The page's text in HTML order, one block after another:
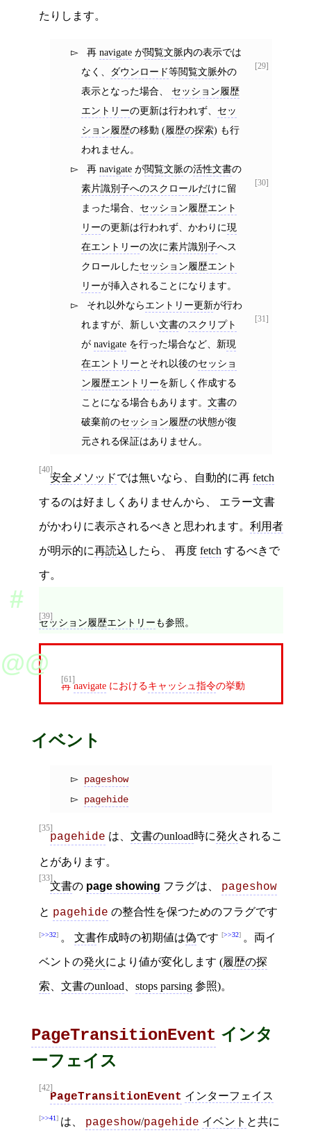
たりします。
[29]
再navigate が閲覧文脈内の表示では
なく、
ダウンロード等閲覧文脈外の
表示となった場合、 セッション履歴
エントリーの更新は行われず、 セッ
ション履歴の移動 (履歴の探索) も行
われません。
[30]
再navigate が閲覧文脈の活性文書の
素片識別子へのスクロールだけに留
まった場合、 セッション履歴エント
リーの更新は行われず、かわりに現
在エントリーの次に素片識別子へス
クロールしたセッション履歴エント
リーが挿入されることになります。
[31]
それ以外ならエントリー更新が行わ
れますが、新しい文書のスクリプト
が navigateを行った場合など、新現
在エントリーとそれ以後のセッショ
ン履歴エントリーを新しく作成する
ことになる場合もあります。 文書の
破棄前のセッション履歴の状態が復
元される保証はありません。
[40]
安全メソッドでは無いなら、自動的に再 fetch
するのは好ましくありませんから、 エラー文書
がかわりに表示されるべきと思われます。 利用者
が明示的に再読込 したら、 再度 fetch するべきで
す。
[39]
セッション履歴エントリーも参照。
[61]
再navigateにおけるキャッシュ指令の挙動
イベント
pageshow
pagehide
[35]
pagehide は、 文書のunload時に発火 されるこ
とがあります。
[33]
文書の page showing フラグは、 pageshow
と pagehide の整合性を保つためのフラグです
>>32 。 文書作成時の初期値は偽です >>32 。両イ
ベントの発火により値が変化します (履歴の探
索 文書のunload stops parsing 参照)。
PageTransitionEvent インタ
ーフェイス
[42]
PageTransitionEvent インターフェイス
>>41 は、 pageshow/pagehide イベント と共に